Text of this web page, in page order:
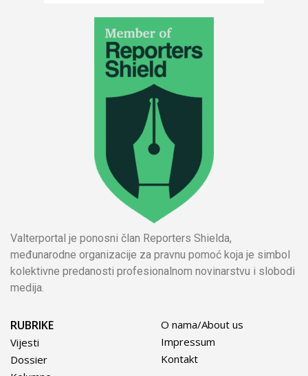
Valterportal je ponosni član Reporters Shielda,
međunarodne organizacije za pravnu pomoć koja je simbol
kolektivne predanosti profesionalnom novinarstvu i slobodi
medija.
RUBRIKE
Vijesti
Dossier
O nama/About us
Impressum
Kontakt